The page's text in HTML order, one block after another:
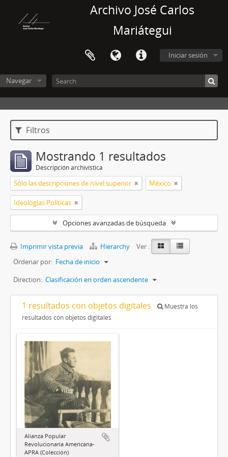
Archivo José Carlos
Mariátegui
Iniciar sesión
Navegar
Filtros
Mostrando 1 resultados
Descripción archivística
Sólo las descripciones de nivel superior México
Ideologías Políticas
Opciones avanzadas de búsqueda
Imprimir vista previa Hierarchy
Ver :
Ordenar por: Fecha de inicio
Direction: Clasificación en orden ascendente
1 resultados con objetos digitales
Muestra los
resultados con objetos digitales
Alianza Popular
Revolucionaria Americana-
APRA (Colección)